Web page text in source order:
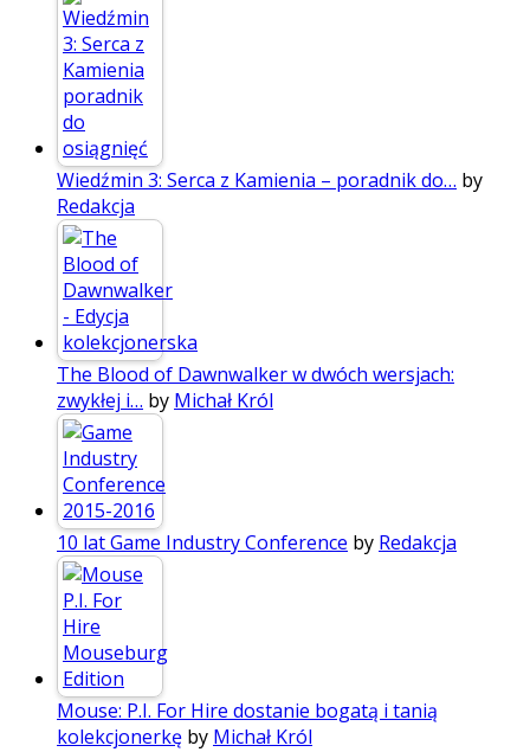
Wiedźmin 3: Serca z Kamienia – poradnik do… by
Redakcja
The Blood of Dawnwalker w dwóch wersjach:
zwykłej i… by Michał Król
10 lat Game Industry Conference by Redakcja
Mouse: P.I. For Hire dostanie bogatą i tanią
kolekcjonerkę by Michał Król